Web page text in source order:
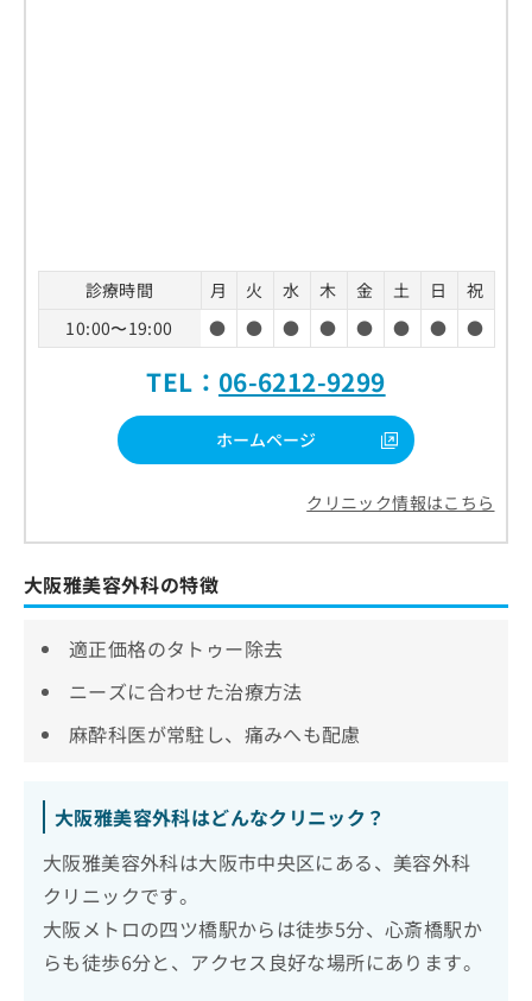
診療時間 月 火 水 木 金 土 日
祝
10:00〜19:00
● ● ● ● ● ● ● ●
TEL： 06-6212-9299
ホームページ
クリニック情報はこちら
大阪雅美容外科の特徴
適正価格のタトゥー除去
ニーズに合わせた治療方法
麻酔科医が常駐し、痛みへも配慮
大阪雅美容外科はどんなクリニック？
大阪雅美容外科は大阪市中央区にある、美容外科
クリニックです。
大阪メトロの四ツ橋駅からは徒歩5分、心斎橋駅か
らも徒歩6分と、アクセス良好な場所にあります。